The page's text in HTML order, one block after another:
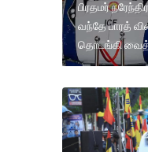
பிரதமர்
வந்தே பாரத்
தொடங்கி